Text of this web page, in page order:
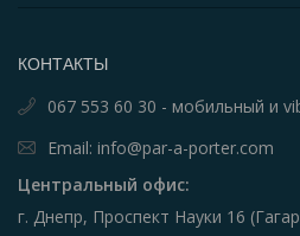
КОНТАКТЫ
067 553 60 30 - мобильный и
Email: info@par-a-porter.com
Центральный офис:
г. Днепр, Проспект Науки 16